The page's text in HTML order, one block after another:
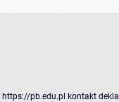
https://pb.edu.pl kontakt